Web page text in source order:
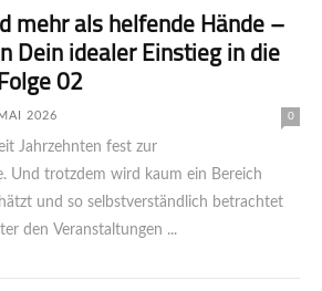
mehr als helfende Hände –
Dein idealer Einstieg in die
02
2026 0
Jahrzehnten fest zur
Und trotzdem wird kaum ein Bereich
und so selbstverständlich betrachtet
den Veranstaltungen ...